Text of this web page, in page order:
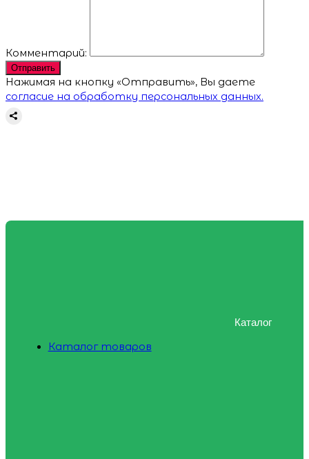
Комментарий:
Отправить
Нажимая на кнопку «Отправить», Вы даете
согласие на обработку персональных данных.
Каталог
Каталог товаров